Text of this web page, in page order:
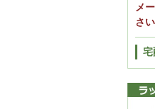
メ
さ
宅